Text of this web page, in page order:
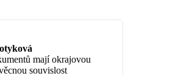
mají okrajovou
souvislost